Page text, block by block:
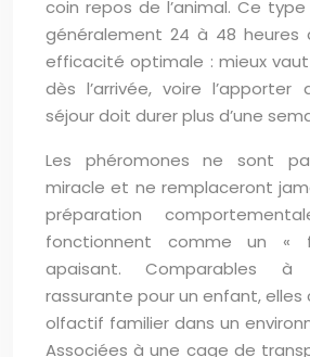
coin repos de l’animal. Ce
généralement 24 à 48 heures
efficacité optimale : mieux vaut
dès l’arrivée, voire
séjour doit durer plus d’une
Les phéromones ne sont
miracle et ne remplaceront
préparation
fonctionnent comme un «
apaisant. Comparables à
rassurante pour un enfant,
olfactif familier dans un
Associées à une cage de